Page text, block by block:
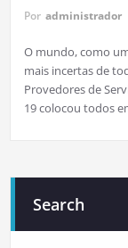
Por administrador
O mundo, como
mais incertas de
Provedores de
19 colocou todos
Search